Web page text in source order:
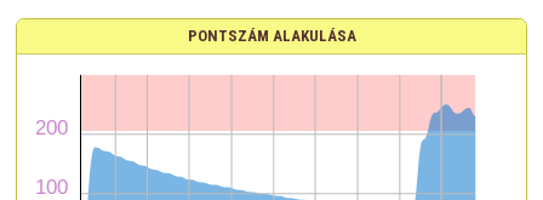
PONTSZÁM ALAKULÁSA